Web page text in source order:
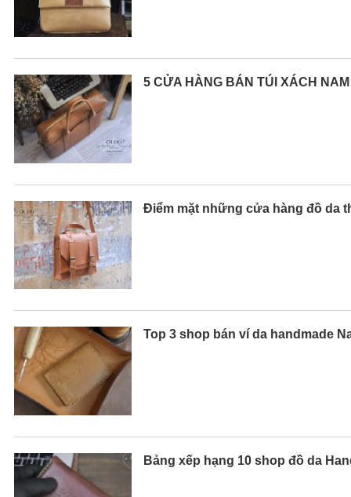
5 CỬA HÀNG BÁN TÚI XÁCH
Điểm mặt những cửa hàng đồ da
Top 3 shop bán ví da handmade
Bảng xếp hạng 10 shop đồ da